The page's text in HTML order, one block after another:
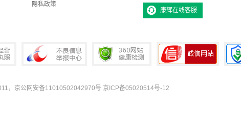
隐私政策
康辉在线客服
，京公网安备11010502042970号 京ICP备05020514号-12